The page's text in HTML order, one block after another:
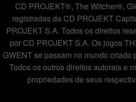
CD PROJEKT®, The Witcher®,
registradas da CD PROJEKT
PROJEKT S.A. Todos os direitos
por CD PROJEKT S.A. Os jogos
GWENT se passam no mundo criado
Todos os outros direitos autorais e
propriedades de seus